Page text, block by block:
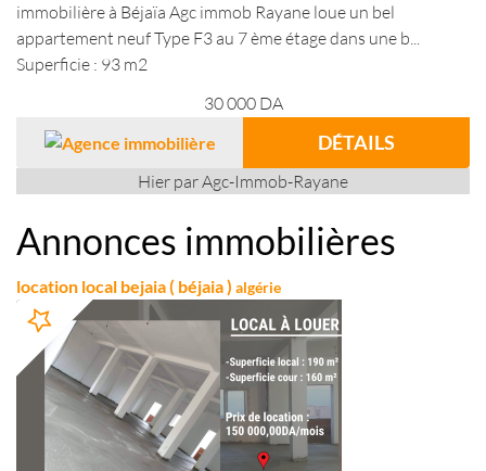
immobilière à Béjaïa Agc immob Rayane loue un bel
appartement neuf Type F3 au 7 ème étage dans une b...
Superficie : 93 m2
30 000 DA
DÉTAILS
Hier par Agc-Immob-Rayane
Annonces immobilières
location local bejaia ( béjaia ) algérie